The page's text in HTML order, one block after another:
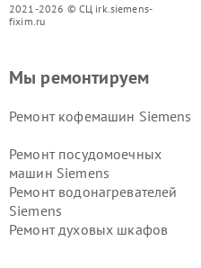
2021-2026 © СЦ irk.siemens-
fixim.ru
Мы ремонтируем
Ремонт кофемашин Siemens
Ремонт посудомоечных
машин Siemens
Ремонт водонагревателей
Siemens
Ремонт духовых шкафов